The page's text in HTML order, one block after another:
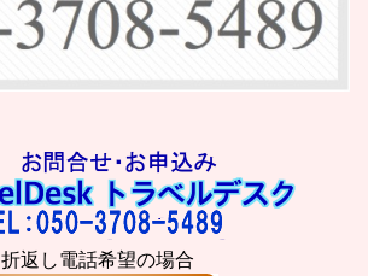
折返し電話希望の場合